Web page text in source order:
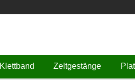
Klettband Zeltgestänge